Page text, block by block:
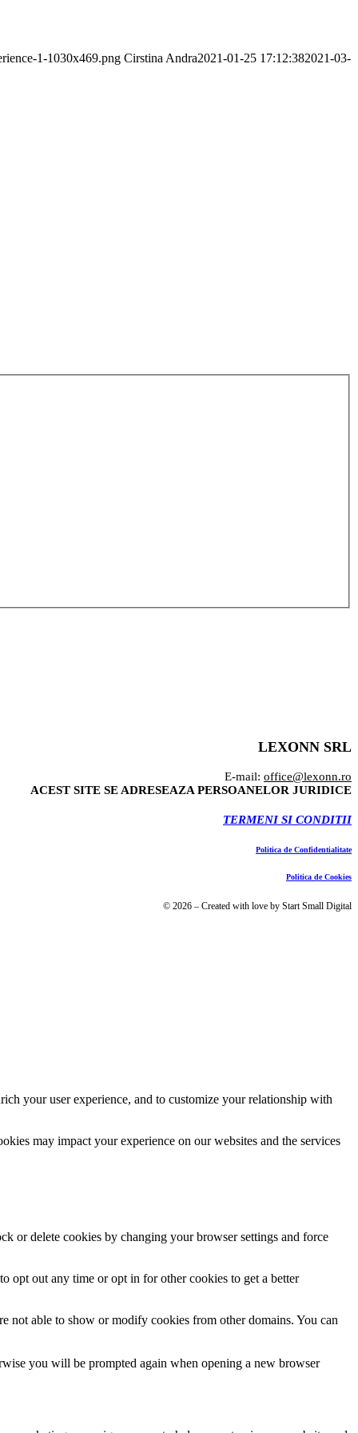
1-1030x469.png Cirstina Andra2021-01-25 17:12:382021-03-
LEXONN SRL
E-mail: office@lexonn.ro
ACEST SITE SE ADRESEAZA PERSOANELOR JURIDICE
TERMENI SI CONDITII
Politica de Confidentialitate
Politica de Cookies
© 2026 – Created with love by Start Small Digital
your user experience, and to customize your relationship with
may impact your experience on our websites and the services
or delete cookies by changing your browser settings and force
opt out any time or opt in for other cookies to get a better
not able to show or modify cookies from other domains. You can
you will be prompted again when opening a new browser